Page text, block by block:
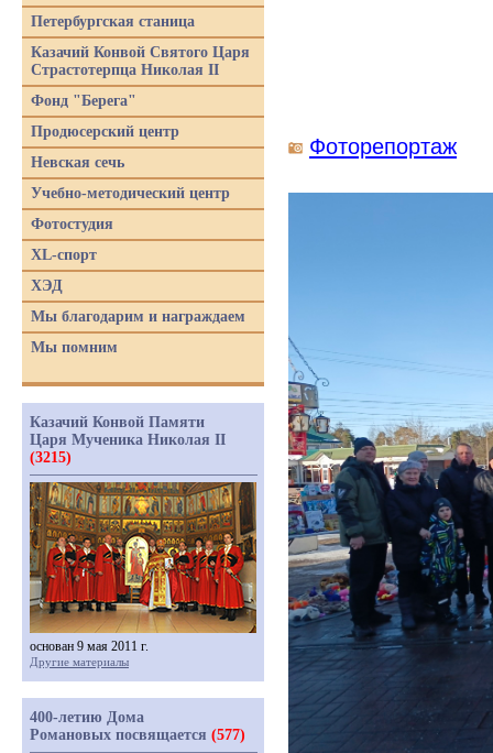
Фоторепортаж
Петербургская станица
Казачий Конвой Святого Царя
Страстотерпца Николая II
Фонд "Берега"
Продюсерский центр
Невская сечь
Учебно-методический центр
Фотостудия
XL-спорт
ХЭД
Мы благодарим и награждаем
Мы помним
Казачий Конвой Памяти
Царя Мученика Николая II
(3215)
основан 9 мая 2011 г.
Другие материалы
400-летию Дома
Романовых посвящается (577)